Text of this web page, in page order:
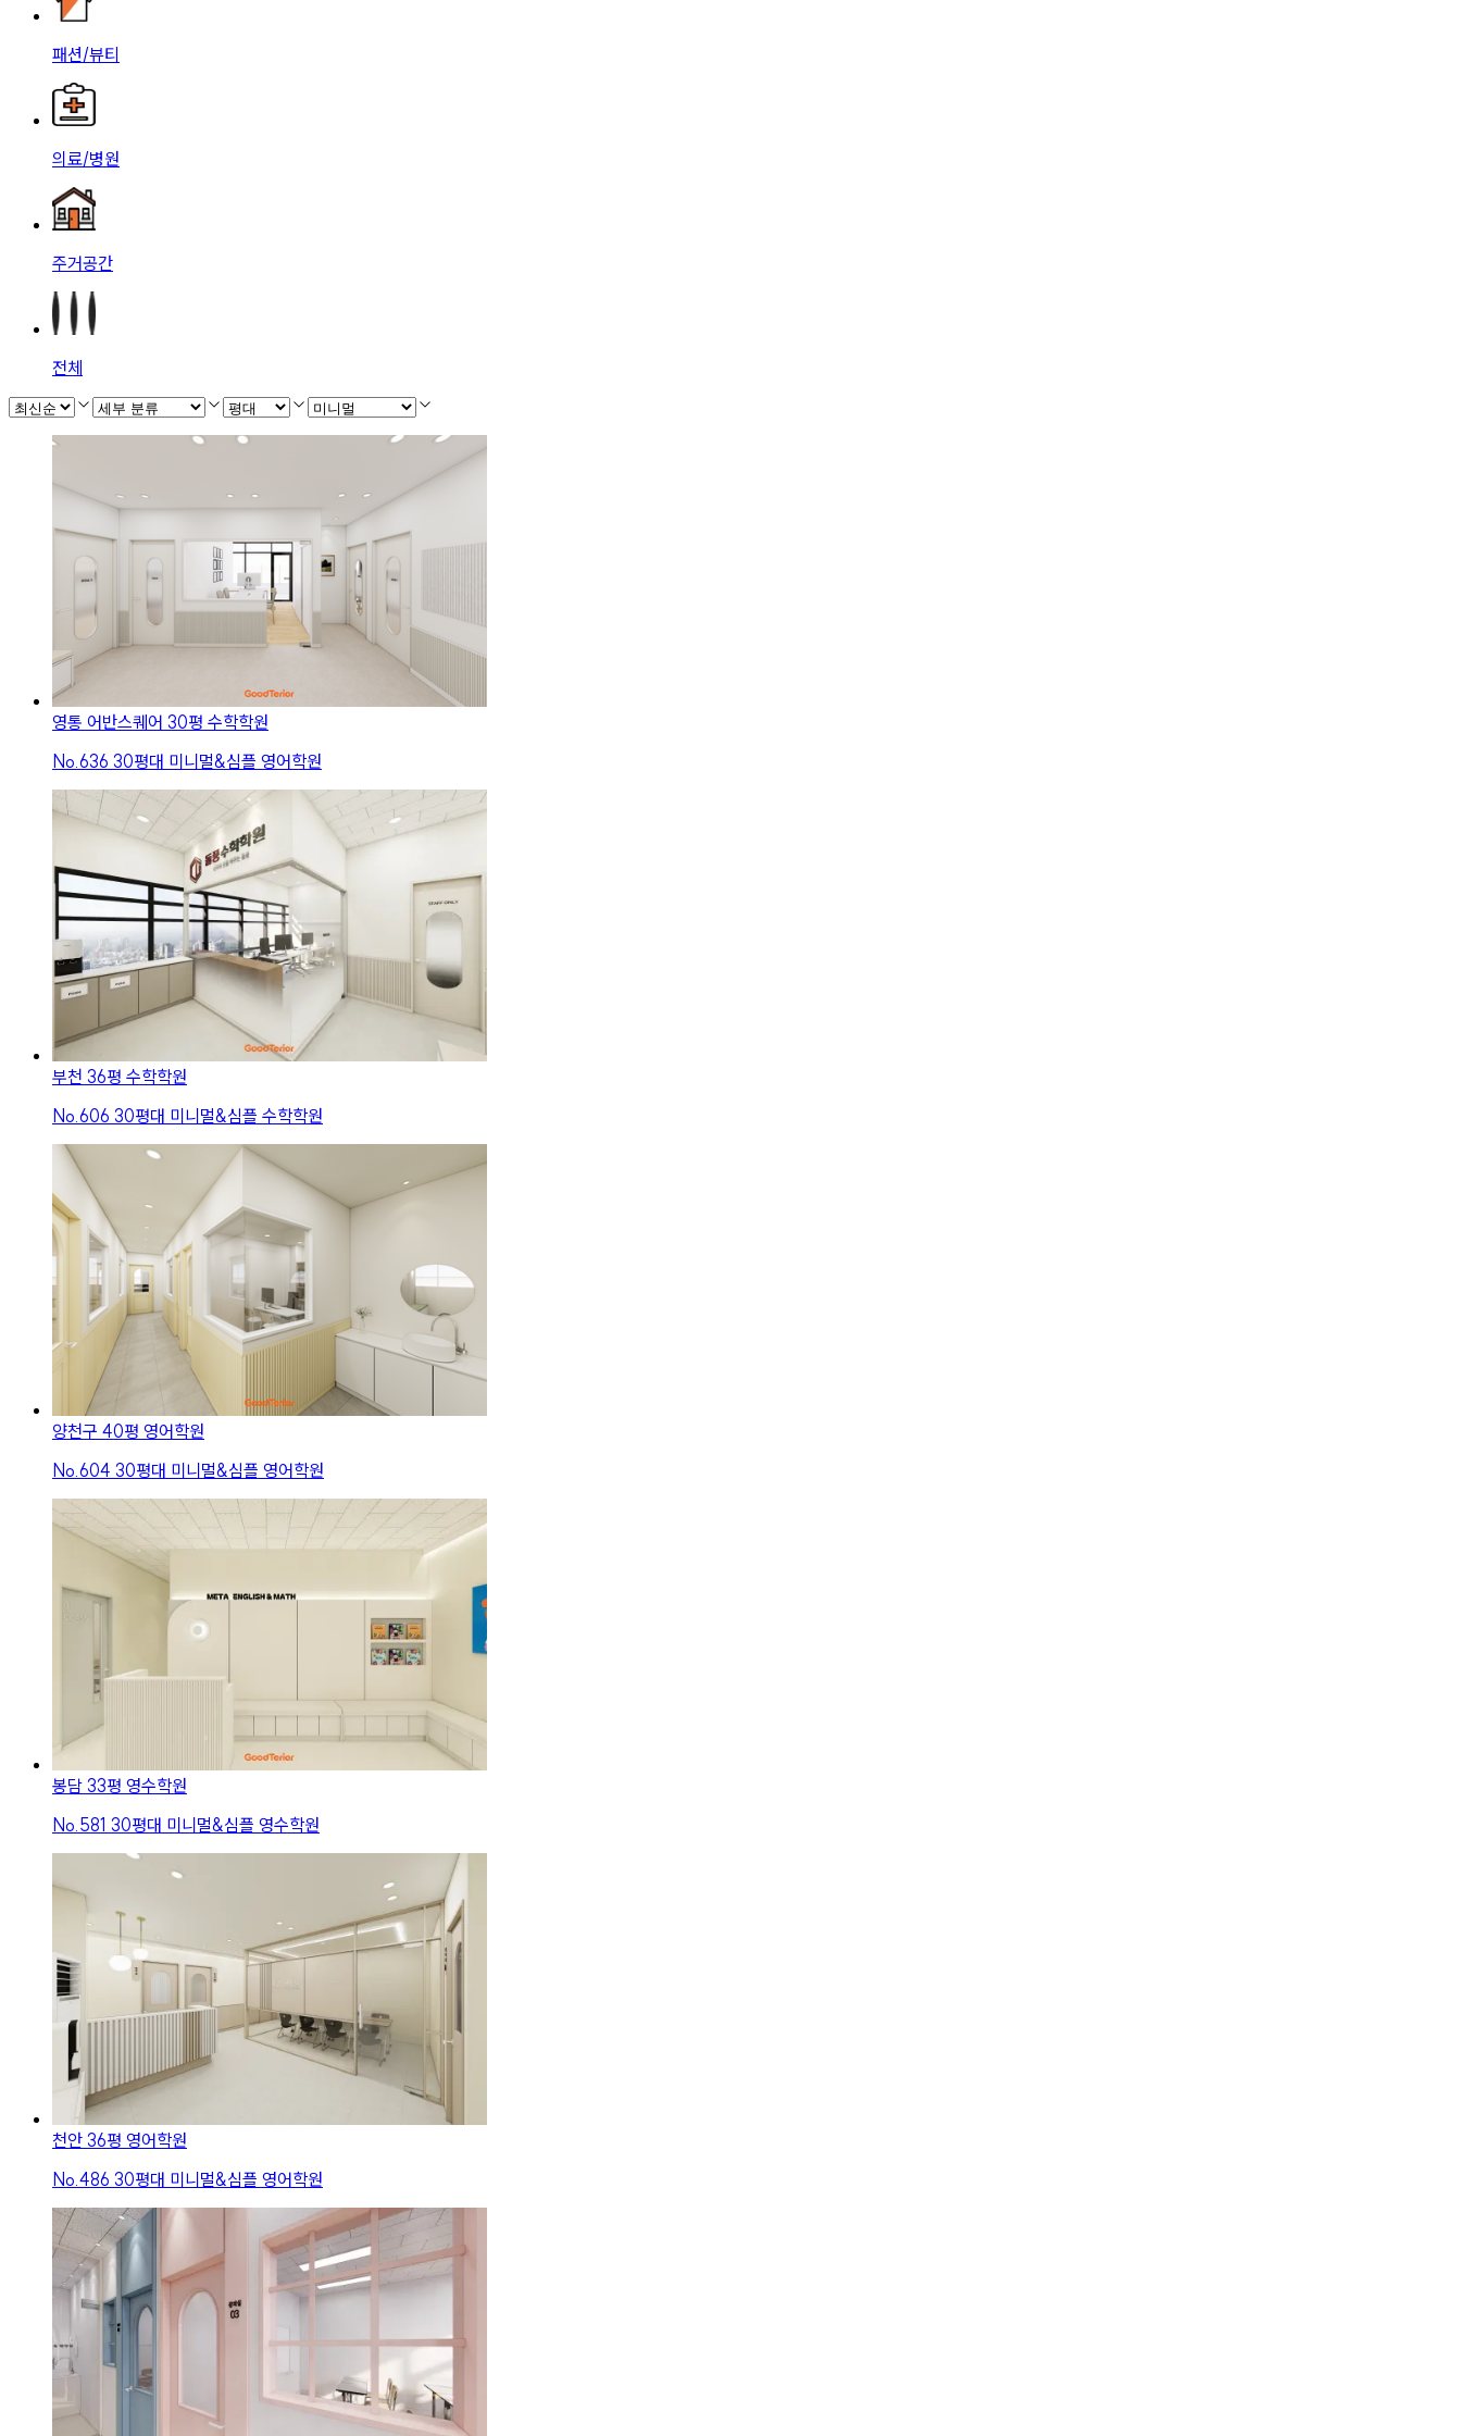
패션/뷰티
의료/병원
주거공간
전체
영통 어반스퀘어 30평 수학학원
No. 636 30평대 미니멀&심플 영어학원
부천 36평 수학학원
No. 606 30평대 미니멀&심플 수학학원
양천구 40평 영어학원
No. 604 30평대 미니멀&심플 영어학원
봉담 33평 영수학원
No. 581 30평대 미니멀&심플 영수학원
천안 36평 영어학원
No. 486 30평대 미니멀&심플 영어학원